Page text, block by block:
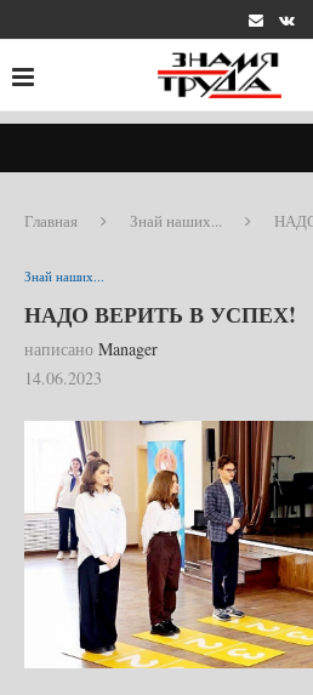
Главная Знай наших...
Знай наших...
НАДО ВЕРИТЬ В УСПЕХ!
написано Manager
14.06.2023